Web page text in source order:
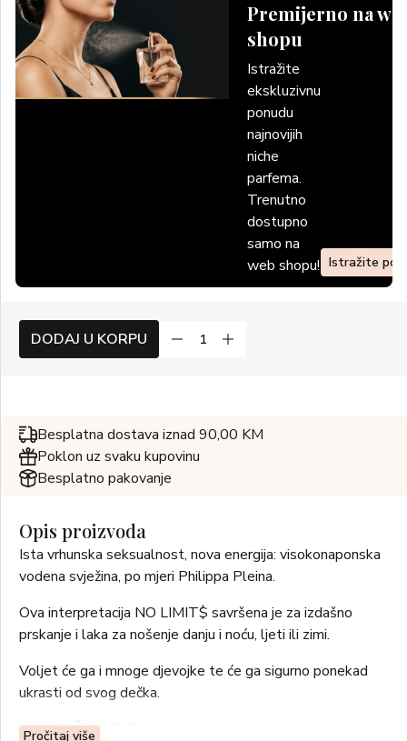
Premijerno na
shopu
Istražite
ekskluzivnu
ponudu
najnovijih
niche
parfema.
Trenutno
dostupno
samo na
web shopu! Istražite
DODAJ U KORPU
Besplatna dostava iznad 90,00 KM
Poklon uz svaku kupovinu
Besplatno pakovanje
Opis proizvoda
Ista vrhunska seksualnost, nova energija: visokonaponska
vodena svježina, po mjeri Philippa Pleina.
Ova interpretacija NO LIMIT$ savršena je za izdašno
prskanje i laka za nošenje danju i noću, ljeti ili zimi.
Voljet će ga i mnoge djevojke te će ga sigurno ponekad
ukrasti od svog dečka.
AKVATIČNA ENERGIJA: vodena predoziranost, grejp,
Pročitaj više